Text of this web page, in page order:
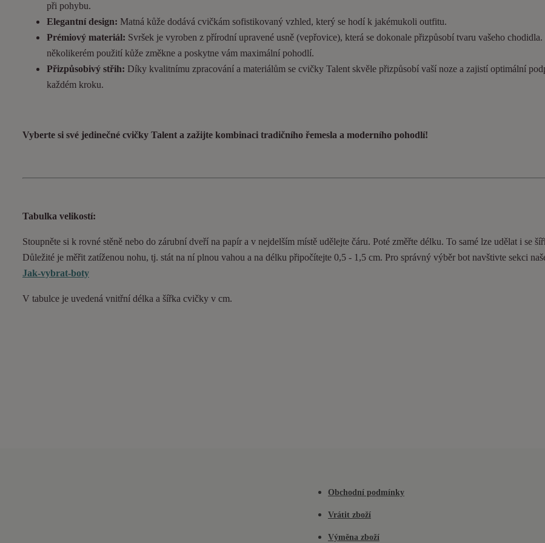
při pohybu.
Elegantní design: Matná kůže dodává cvičkám sofistikovaný vzhled, který se hodí k jakémukoli outfitu.
Prémiový materiál: Svršek je vyroben z přírodní upravené usně (vepřovice), která se dokonale přizpůsobí tvaru vašeho chodidla.
několikerém použití kůže změkne a poskytne vám maximální pohodlí.
Přizpůsobivý střih: Díky kvalitnímu zpracování a materiálům se cvičky Talent skvěle přizpůsobí vaší noze a zajistí optimální
každém kroku.
Vyberte si své jedinečné cvičky Talent a zažijte kombinaci tradičního řemesla a moderního pohodlí!
Tabulka velikostí:
Stoupněte si k rovné stěně nebo do zárubní dveří na papír a v nejdelším místě udělejte čáru. Poté změřte délku. To samé lze udělat i se
Důležité je měřit zatíženou nohu, tj. stát na ní plnou vahou a na délku připočítejte 0,5 - 1,5 cm. Pro správný výběr bot navštivte sekci
Jak-vybrat-boty
V tabulce je uvedená vnitřní délka a šířka cvičky v cm.
Obchodní podmínky
Vrátit zboží
Výměna zboží